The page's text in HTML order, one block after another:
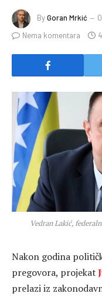
ByGoran Mrkić
Nema komentara
Vedran Lakić,
Nakon godina
pregovora, projekat
prelazi iz